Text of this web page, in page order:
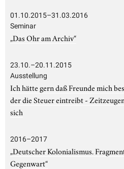
01.10.2015–31.03.2016
Seminar
„Das Ohr am Archiv“
23.10.–20.11.2015
Ausstellung
Ich hätte gern daß Freunde mich
der die Steuer eintreibt -
sich
2016–2017
„Deutscher Kolonialismus.
Gegenwart“